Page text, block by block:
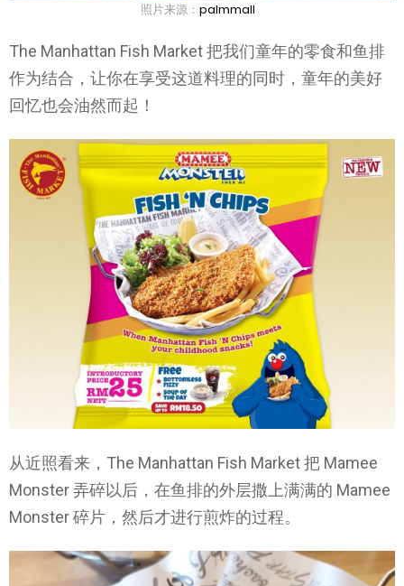
照片来源： palmmall
The Manhattan Fish Market 把我们童年的零食和鱼排
作为结合，让你在享受这道料理的同时，童年的美好
回忆也会油然而起！
从近照看来，The Manhattan Fish Market 把 Mamee
Monster 弄碎以后，在鱼排的外层撒上满满的 Mamee
Monster 碎片，然后才进行煎炸的过程。